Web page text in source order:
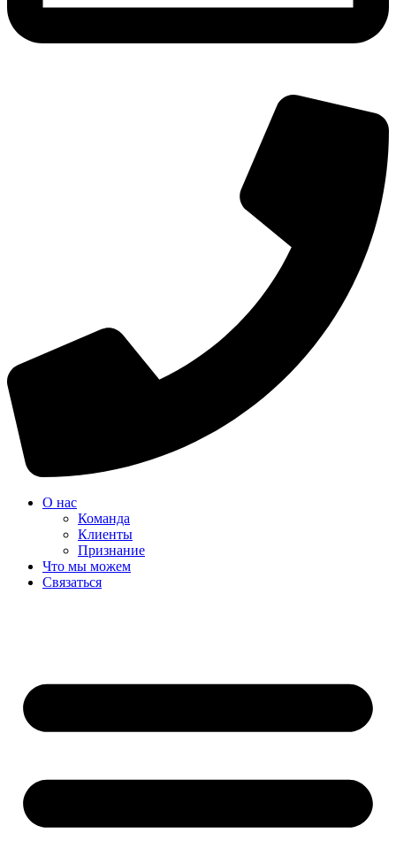
О нас
Команда
Клиенты
Признание
Что мы можем
Связаться